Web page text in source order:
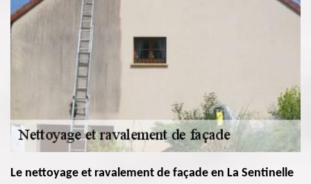
Le nettoyage et ravalement de façade en La Sentinelle